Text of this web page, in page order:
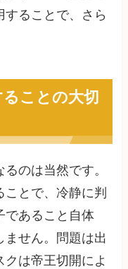
ることで、さら
ことの大切
のは当然です。
とで、冷静に判
であること自体
ません。問題は出
は帝王切開によ